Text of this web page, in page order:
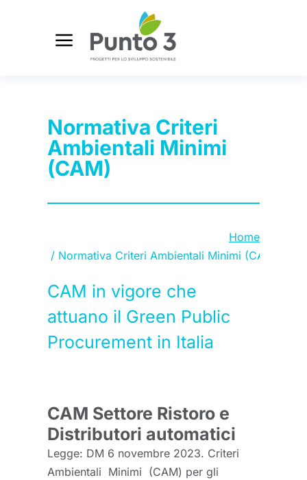
Normativa Criteri
Ambientali Minimi
(CAM)
Home
Normativa Criteri Ambientali Minimi (CAM)
CAM in vigore che
attuano il Green Public
Procurement in Italia
CAM Settore Ristoro e
Distributori automatici
Legge: DM 6 novembre 2023. Criteri
Ambientali Minimi (CAM) per gli